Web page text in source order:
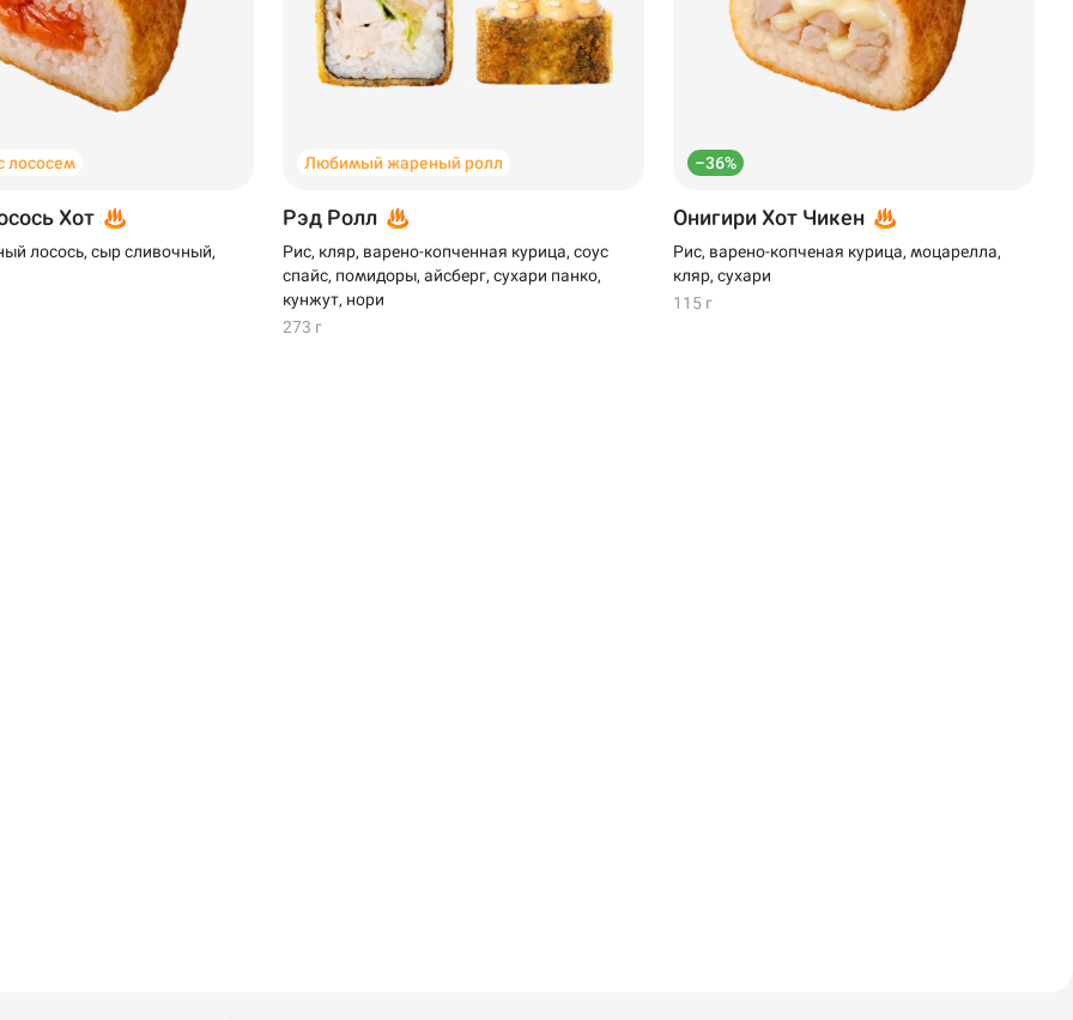
лососем
Хот
лосось, сыр сливочный,
Любимый жареный ролл
Рэд Ролл
Рис, кляр, варено-копченная курица, соус
спайс, помидоры, айсберг, сухари панко,
кунжут, нори
273 г
–36%
Онигири Хот Чикен
Рис, варено-копченая курица, моцарелла,
кляр, сухари
115 г